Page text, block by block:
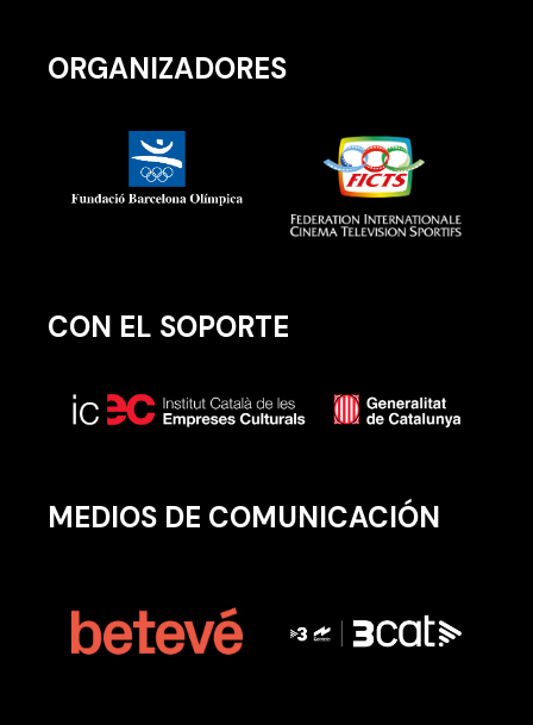
ORGANIZADORES
CON EL SOPORTE
MEDIOS DE COMUNICACIÓN